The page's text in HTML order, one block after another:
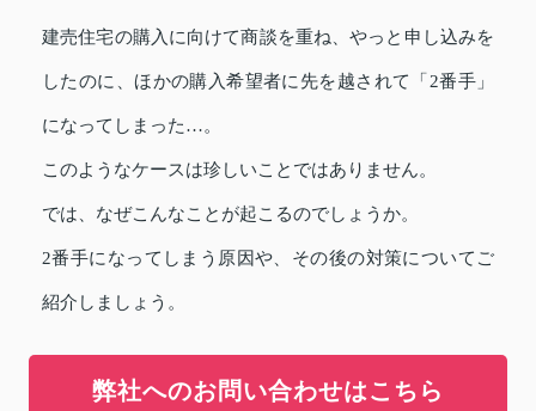
建売住宅の購入に向けて商談を重ね、やっと申し込みを
したのに、ほかの購入希望者に先を越されて「2番手」
になってしまった…。
このようなケースは珍しいことではありません。
では、なぜこんなことが起こるのでしょうか。
2番手になってしまう原因や、その後の対策についてご
紹介しましょう。
弊社へのお問い合わせはこちら